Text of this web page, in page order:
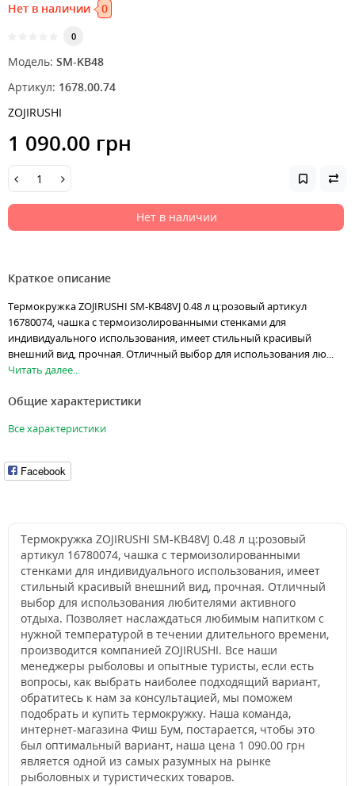
Нет в наличии 0
0
Модель: SM-KB48
Артикул: 1678.00.74
ZOJIRUSHI
1 090.00 грн
Нет в наличии
Краткое описание
Термокружка ZOJIRUSHI SM-KB48VJ 0.48 л ц:розовый артикул
16780074, чашка с термоизолированными стенками для
индивидуального использования, имеет стильный красивый
внешний вид, прочная. Отличный выбор для использования лю...
Читать далее...
Общие характеристики
Все характеристики
Facebook
Термокружка ZOJIRUSHI SM-KB48VJ 0.48 л ц:розовый
артикул 16780074, чашка с термоизолированными
стенками для индивидуального использования, имеет
стильный красивый внешний вид, прочная. Отличный
выбор для использования любителями активного
отдыха. Позволяет наслаждаться любимым напитком с
нужной температурой в течении длительного времени,
производится компанией ZOJIRUSHI. Все наши
менеджеры рыболовы и опытные туристы, если есть
вопросы, как выбрать наиболее подходящий вариант,
обратитесь к нам за консультацией, мы поможем
подобрать и купить термокружку. Наша команда,
интернет-магазина Фиш Бум, постарается, чтобы это
был оптимальный вариант, наша цена 1 090.00 грн
является одной из самых разумных на рынке
рыболовных и туристических товаров.